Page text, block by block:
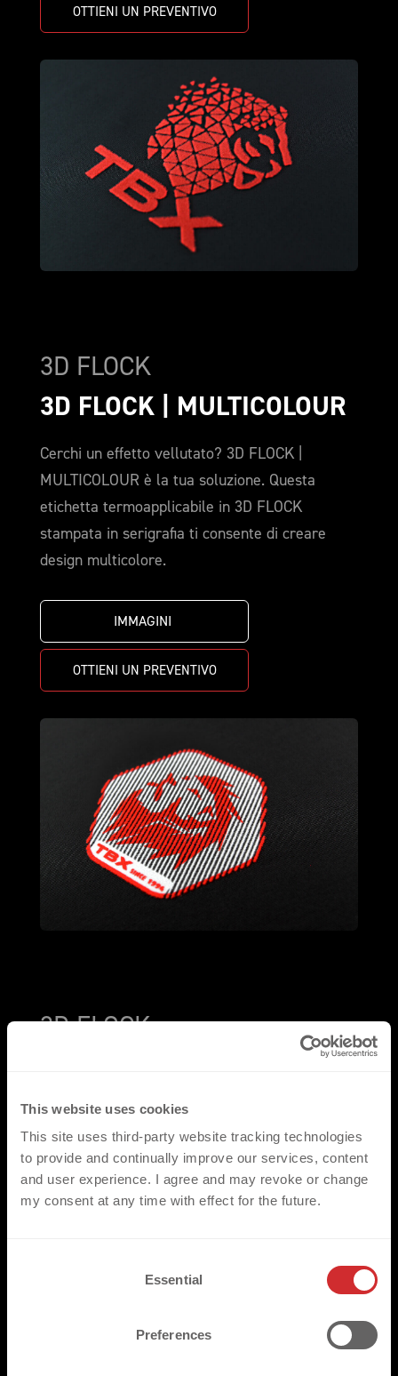
This website uses cookies
This site uses third-party website tracking technologies
to provide and continually improve our services, content
and user experience. I agree and may revoke or change
my consent at any time with effect for the future.
Essential
Preferences
OTTIENI UN PREVENTIVO
3D FLOCK
3D FLOCK | MULTICOLOUR
Cerchi un effetto vellutato? 3D FLOCK |
MULTICOLOUR è la tua soluzione. Questa
etichetta termoapplicabile in 3D FLOCK
stampata in serigrafia ti consente di creare
design multicolore.
IMMAGINI
OTTIENI UN PREVENTIVO
3D FLOCK
La combinazione di morbide fibre in flock con un
effetto glitter affascinante. 3D FLOCK |
GLITTER crea un decoro unico e accattivante
per il tuo capo.